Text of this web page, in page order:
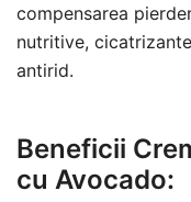
compensarea
nutritive,
antirid.
Beneficii
cu Avocado: